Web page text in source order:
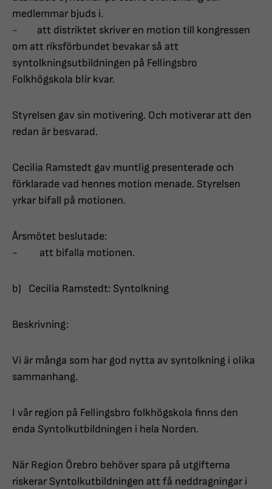
medlemmar bjuds i.
- att distriktet skriver en motion till kongressen
om att riksförbundet bevakar så att
syntolkningsutbildningen på Fellingsbro
Folkhögskola blir kvar.
Styrelsen gav sin motivering. Och motiverar att den
redan är besvarad.
Cecilia Ramstedt gav muntlig presenterade och
förklarade vad hennes motion menade. Styrelsen
yrkar bifall på motionen.
Årsmötet beslutade:
- att bifalla motionen.
b) Cecilia Ramstedt: Syntolkning
Beskrivning:
Vi är många som har god nytta av syntolkning i olika
sammanhang.
I vår region på Fellingsbro folkhögskola finns den
enda Syntolkutbildningen i hela Norden.
När Region Örebro behöver spara på utgifterna
riskerar Syntolkutbildningen att få neddragningar i